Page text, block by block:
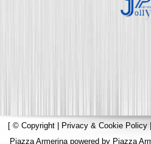
[ © Copyright Privacy & Cookie Policy
Piazza Armerinapowered by Piazza